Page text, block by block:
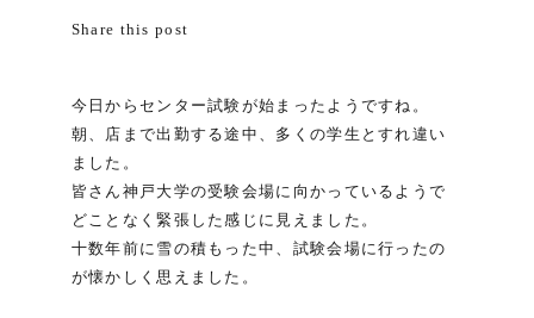
Share this post
今日からセンター試験が始まったようですね。
朝、店まで出勤する途中、多くの学生とすれ違い
ました。
皆さん神戸大学の受験会場に向かっているようで
どことなく緊張した感じに見えました。
十数年前に雪の積もった中、試験会場に行ったの
が懐かしく思えました。